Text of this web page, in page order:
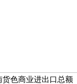
货色商业进出口总额